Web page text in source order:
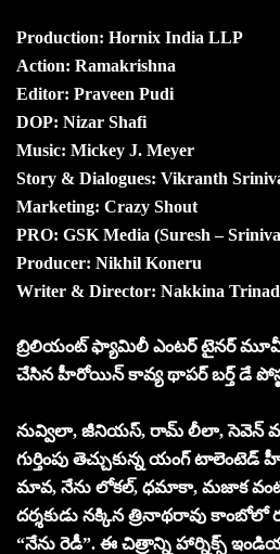
Production: Hornix India LLP
Action: Ramakrishna
Editor: Praveen Pudi
DOP: Nizar Shafi
Music: Mickey J. Meyer
Story & Dialogues: Vikranth
Marketing: Crazy Shout
PRO: GSK Media (Suresh –
Producer: Nikhil Koneru
Writer & Director: Nakkina
బ్రిలియంట్ ఫ్యామిలీ ఎంటర్ టైనర్ మూవీ
చేసిన హీరోయిన్ కావ్య థాపర్ బర్త్ డే
నువ్విలా, జీనియస్, రామ్ లీలా, సెవెన్
గుర్తింపు తెచ్చుకున్న యంగ్
మావ, నేను లోకల్, ధమాకా, మజాక
దర్శకుడు నక్కిన త్రినాథరావు కాంబోలో
“నేను రెడీ”. ఈ చిత్రాన్ని హార్నిక్స్